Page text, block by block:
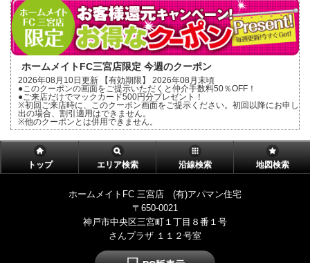
ホームメイトFC三宮店限定 今週のクーポン
2026年08月10日更新 【有効期限】 2026年08月末頃
●このクーポンの画面をご提示いただくと仲介手数料50％OFF！
●ご来店だけでマックカード500円分プレゼント！
※初回ご来店時に、このクーポン画面をご提示ください。初回以降にお申し
出の場合、割引適用はできません。
※他のクーポンとは併用できません。
トップ エリア検索 沿線検索 地図検索
ホームメイトFC 三宮店 (有)アパマン住宅
〒650-0021
神戸市中央区三宮町１丁目８番１号
さんプラザ １１２号室